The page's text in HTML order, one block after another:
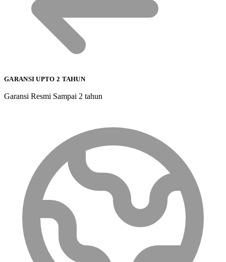
GARANSI UPTO 2 TAHUN
Garansi Resmi Sampai 2 tahun